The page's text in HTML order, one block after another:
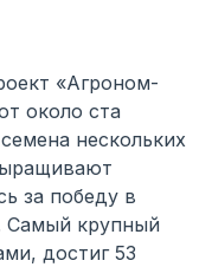
«Агроном-
около ста
нескольких
за победу в
Самый крупный
достиг 53